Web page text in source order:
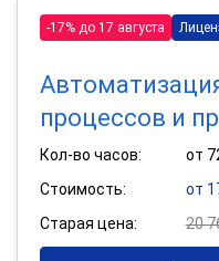
-17% до 17 августа
процессов и
Кол-во часов:
от
Стоимость:
от
Старая цена:
20